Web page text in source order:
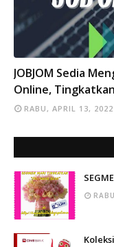
INFO
JOBJOM Sedia
Online,
RABU, APRIL 13, 2022